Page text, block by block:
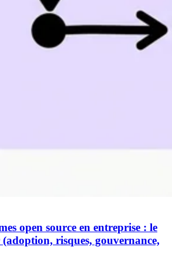
open source en entreprise : le
risques, gouvernance,